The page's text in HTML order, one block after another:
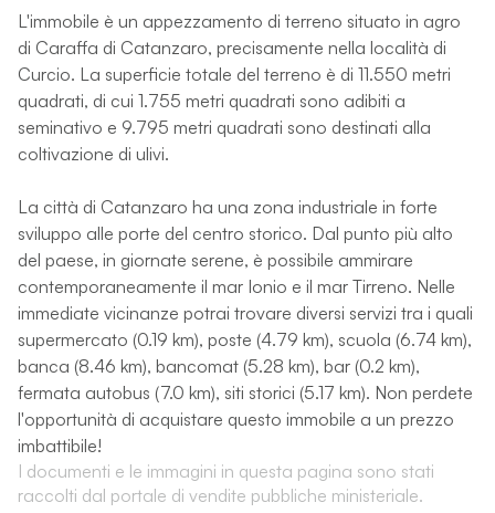
L'immobile è un appezzamento di terreno situato in agro
di Caraffa di Catanzaro, precisamente nella località di
Curcio. La superficie totale del terreno è di 11.550 metri
quadrati, di cui 1.755 metri quadrati sono adibiti a
seminativo e 9.795 metri quadrati sono destinati alla
coltivazione di ulivi.
La città di Catanzaro ha una zona industriale in forte
sviluppo alle porte del centro storico. Dal punto più alto
del paese, in giornate serene, è possibile ammirare
contemporaneamente il mar Ionio e il mar Tirreno. Nelle
immediate vicinanze potrai trovare diversi servizi tra i quali
supermercato (0.19 km), poste (4.79 km), scuola (6.74 km),
banca (8.46 km), bancomat (5.28 km), bar (0.2 km),
fermata autobus (7.0 km), siti storici (5.17 km). Non perdete
l'opportunità di acquistare questo immobile a un prezzo
imbattibile!
I documenti e le immagini in questa pagina sono stati
raccolti dal portale di vendite pubbliche ministeriale.